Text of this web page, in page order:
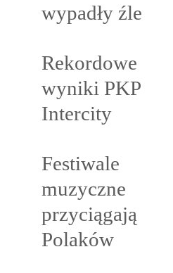
wypadły źle
Rekordowe
wyniki PKP
Intercity
Festiwale
muzyczne
przyciągają
Polaków